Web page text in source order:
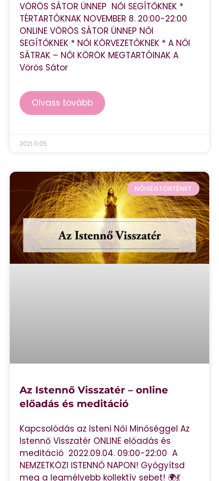
VÖRÖS SÁTOR ÜNNEP NŐI SEGÍTŐKNEK *
TÉRTARTÓKNAK NOVEMBER 8. 20:00-22:00
ONLINE VÖRÖS SÁTOR ÜNNEP NŐI
SEGÍTŐKNEK * NŐI KÖRVEZETŐKNEK * A NŐI
SÁTRAK – NŐI KÖRÖK MEGTARTÓINAK A
Vörös Sátor
Olvass tovább
2021.11.05.
NŐISÉGTÖRTÉNET
Az Istennő Visszatér – online
előadás és meditáció
Kapcsolódás az Isteni Női Minőséggel Az
Istennő Visszatér ONLINE előadás és
meditáció 2022.09.04. 09:00-22:00 A
NEMZETKÖZI ISTENNŐ NAPON! Gyógyítsd
meg a legmélyebb kollektív sebet! 🌍💃